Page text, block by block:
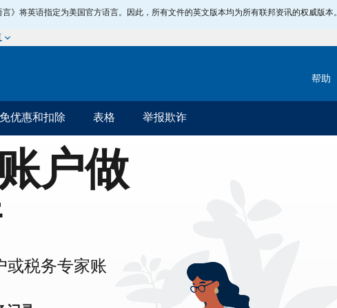
》将英语指定为美国官方语言。因此，所有文件的英文版本均为所有联邦资讯的权威版本。
帮助
优惠和扣除 表格 举报欺诈
户做
或税务专家账